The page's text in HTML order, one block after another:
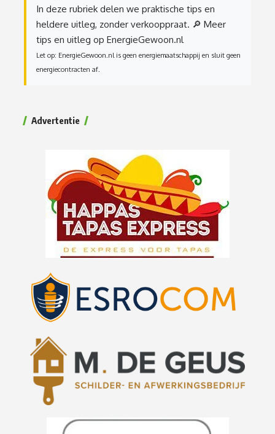
In deze rubriek delen we praktische tips en
heldere uitleg, zonder verkooppraat. 🔎 Meer
tips en uitleg op EnergieGewoon.nl
Let op: EnergieGewoon.nl is geen energiemaatschappij en sluit geen
energiecontracten af.
Advertentie